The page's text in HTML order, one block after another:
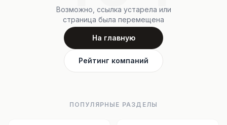
Возможно, ссылка устарела или
страница была перемещена
На главную
Рейтинг компаний
ПОПУЛЯРНЫЕ РАЗДЕЛЫ